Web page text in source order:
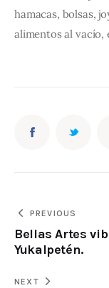
hamacas, bolsas,
alimentos al vacío,
PREVIOUS
Bellas Artes
Yukalpetén.
NEXT